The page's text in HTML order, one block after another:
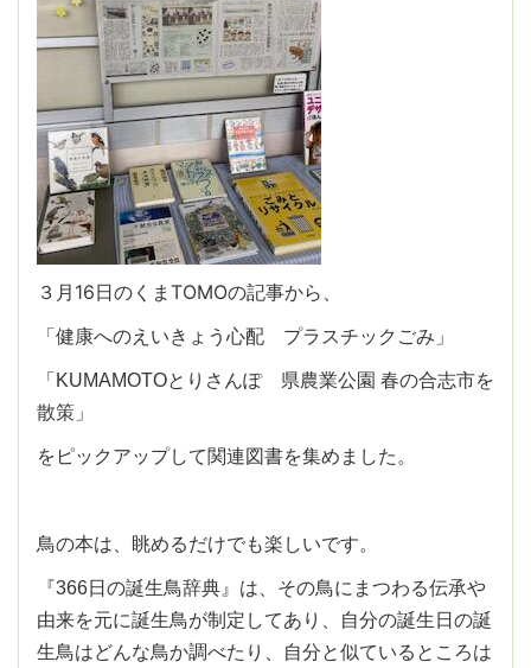
３月16日のくまTOMOの記事から、
「健康へのえいきょう心配 プラスチックごみ」
「KUMAMOTOとりさんぽ 県農業公園 春の合志市を
散策」
をピックアップして関連図書を集めました。
鳥の本は、眺めるだけでも楽しいです。
『366日の誕生鳥辞典』は、その鳥にまつわる伝承や
由来を元に誕生鳥が制定してあり、自分の誕生日の誕
生鳥はどんな鳥か調べたり、自分と似ているところは